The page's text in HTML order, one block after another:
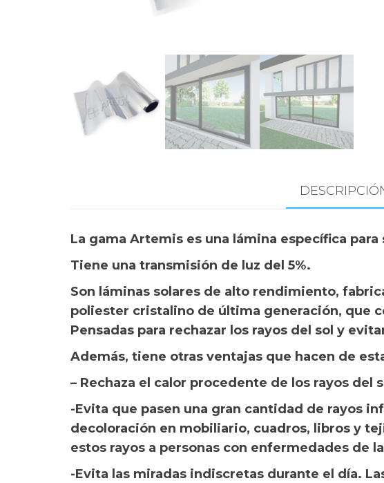
La gama Artemis es una lámina específica
Tiene una transmisión de luz del 5%.
Son láminas solares de alto rendimiento,
poliester cristalino de última generación, que
Pensadas para rechazar los rayos del sol y
Además, tiene otras ventajas que hacen de
– Rechaza el calor procedente de los rayos del
-Evita que pasen una gran cantidad de rayos
decoloración en mobiliario, cuadros, libros y
estos rayos a personas con enfermedades de
-Evita las miradas indiscretas durante el día.